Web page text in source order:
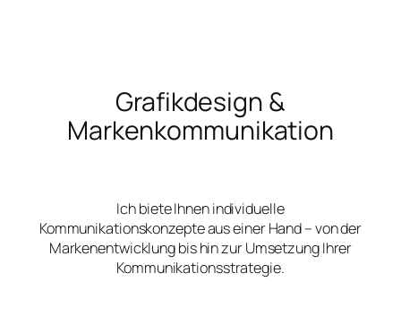
Grafikdesign &
Markenkommunikation
Ich biete Ihnen individuelle
Kommunikationskonzepte aus einer Hand – von der
Markenentwicklung bis hin zur Umsetzung Ihrer
Kommunikationsstrategie.